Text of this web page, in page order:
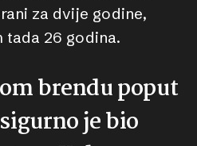
za dvije godine,
tada 26 godina.
brendu poput
je bio